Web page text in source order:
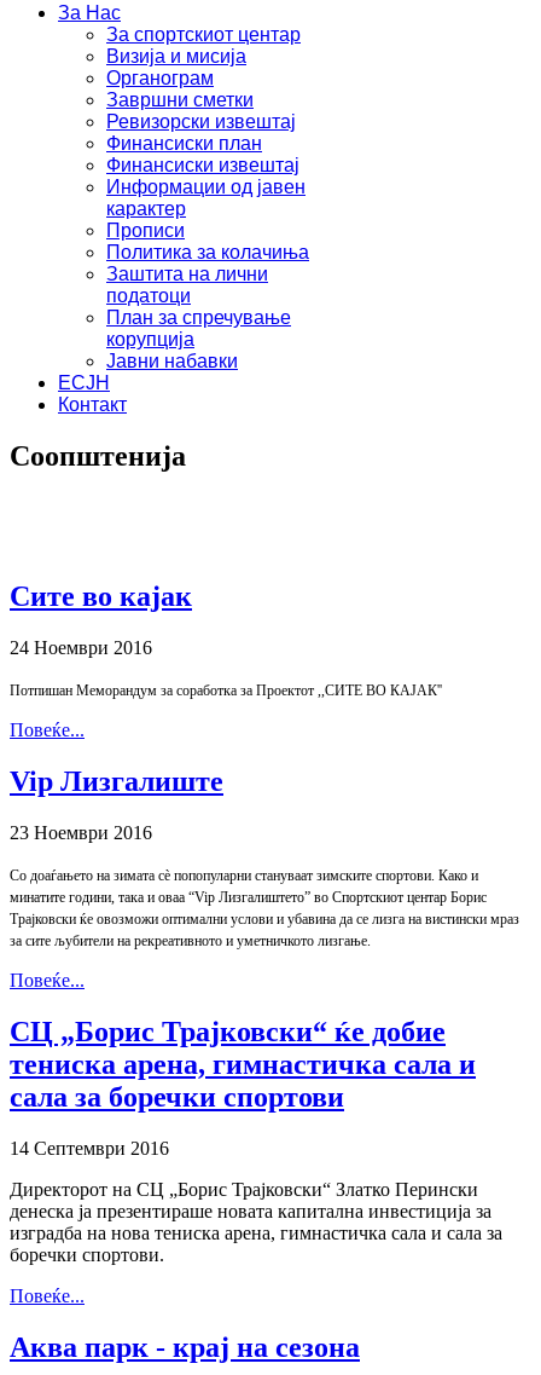
За Нас
За спортскиот центар
Визија и мисија
Органограм
Завршни сметки
Ревизорски извештај
Финансиски план
Финансиски извештај
Информации од јавен
карактер
Прописи
Политика за колачиња
Заштита на лични
податоци
План за спречување
корупција
Јавни набавки
ЕСЈН
Контакт
Соопштенија
Сите во кајак
24 Ноември 2016
Потпишан Меморандум за соработка за Проектот ,,СИТЕ ВО КАЈАК''
Повеќе...
Vip Лизгалиште
23 Ноември 2016
Со доаѓањето на зимата сè попопуларни стануваат зимските спортови. Како и
минатите години, така и оваа “Vip Лизгалиштето” во Спортскиот центар Борис
Трајковски ќе овозможи оптимални услови и убавина да се лизга на вистински мраз
за сите љубители на рекреативното и уметничкото лизгање.
Повеќе...
СЦ „Борис Трајковски“ ќе добие
тениска арена, гимнастичка сала и
сала за боречки спортови
14 Септември 2016
Директорот на СЦ „Борис Трајковски“ Златко Перински
денеска ја презентираше новата капитална инвестиција за
изградба на нова тениска арена, гимнастичка сала и сала за
боречки спортови.
Повеќе...
Аква парк - крај на сезона